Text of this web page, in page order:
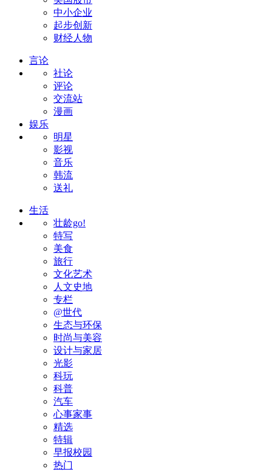
中小企业
起步创新
财经人物
言论
社论
评论
交流站
漫画
娱乐
明星
影视
音乐
韩流
送礼
生活
壮龄go!
特写
美食
旅行
文化艺术
人文史地
专栏
@世代
生态与环保
时尚与美容
设计与家居
光影
科玩
科普
汽车
心事家事
精选
特辑
早报校园
热门